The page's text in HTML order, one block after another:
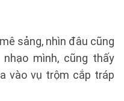
sảng, nhìn đâu cũng
mình, cũng thấy
vào vụ trộm cắp tráp